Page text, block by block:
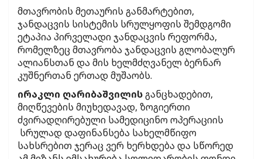
მთავრობის მეთაურის განმარტებით,
ჯანდაცვის სისტემის სრულყოფის შემდგომი
ეტაპია პირველადი ჯანდაცვის რეფორმა,
რომელზეც მთავრობა ჯანდაცვის გლობალურ
ალიანსთან და მის ხელმძღვანელ ბერნარ
კუშნერთან ერთად მუშაობს.
ირაკლი ღარიბაშვილისგანცხადებით,
მიღწევების მიუხედავად, ზოგიერთი
ძვირადღირებული სამედიცინო ოპერაციის
სრულად დაფინანსება სახელმწიფო
სახსრებით ჯერაც ვერ ხერხდება და სწორედ